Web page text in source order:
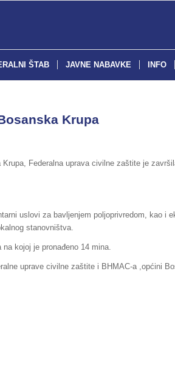
ŠTAB JAVNE NABAVKE INFO
Krupa
Federalna uprava civilne zaštite je
uslovi za bavljenjem poljoprivredom, kao i
stanovništva.
kojoj je pronađeno 14 mina.
uprave civilne zaštite i BHMAC-a ,općini